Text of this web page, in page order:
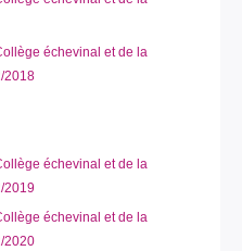
échevinal et de la
2018
échevinal et de la
2019
échevinal et de la
2020